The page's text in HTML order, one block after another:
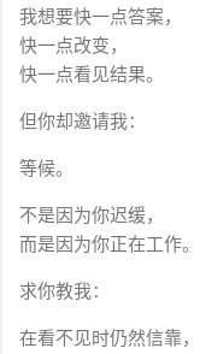
我想要快一点答案，
快一点改变，
快一点看见结果。
但你却邀请我：
等候。
不是因为你迟缓，
而是因为你正在工作。
求你教我：
在看不见时仍然信靠，